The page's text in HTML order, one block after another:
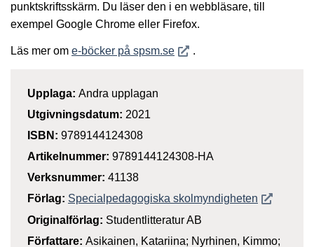
punktskriftsskärm. Du läser den i en webbläsare, till
exempel Google Chrome eller Firefox.
Läs mer om e-böcker på spsm.seÖppnas i nytt fönster
.
Upplaga: Andra upplagan
Utgivningsdatum: 2021
ISBN: 9789144124308
Artikelnummer: 9789144124308-HA
Verksnummer: 41138
Förlag: Specialpedagogiska skolmyndigheten Öppnas i
Originalförlag: Studentlitteratur AB
Författare: Asikainen, Katariina; Nyrhinen, Kimmo;